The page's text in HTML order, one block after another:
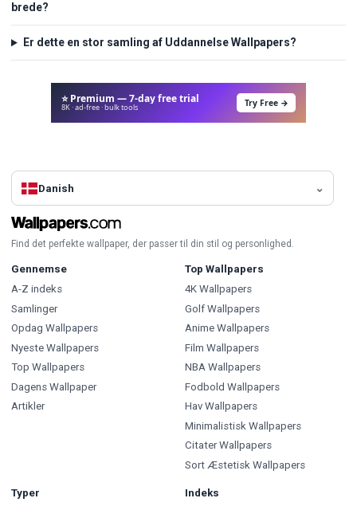
brede?
Er dette en stor samling af Uddannelse Wallpapers?
⭐ Premium — 7-day free trial
8K · ad-free · bulk tools Try Free →
Danish
Find det perfekte wallpaper, der passer til din stil og personlighed.
Gennemse
A-Z indeks
Samlinger
Opdag Wallpapers
Nyeste Wallpapers
Top Wallpapers
Dagens Wallpaper
Artikler
Top Wallpapers
4K Wallpapers
Golf Wallpapers
Anime Wallpapers
Film Wallpapers
NBA Wallpapers
Fodbold Wallpapers
Hav Wallpapers
Minimalistisk Wallpapers
Citater Wallpapers
Sort Æstetisk Wallpapers
Typer
Indeks